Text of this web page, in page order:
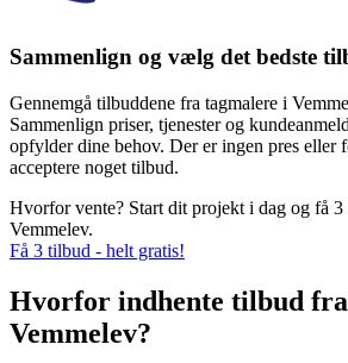
Sammenlign og vælg det bedste
Gennemgå tilbuddene fra tagmalere i
Sammenlign priser, tjenester og
opfylder dine behov. Der er ingen pres eller
acceptere noget tilbud.
Hvorfor vente? Start dit projekt i dag og få
Vemmelev.
Få 3 tilbud - helt gratis!
Hvorfor indhente tilbud
Vemmelev?